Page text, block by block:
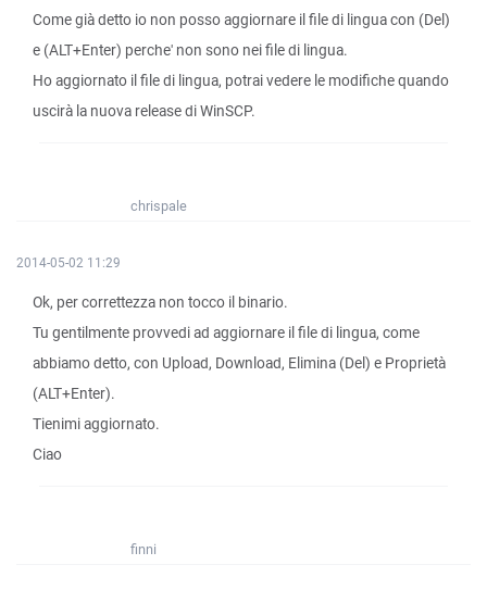
Come già detto io non posso aggiornare il file di lingua con (Del)
e (ALT+Enter) perche' non sono nei file di lingua.
Ho aggiornato il file di lingua, potrai vedere le modifiche quando
uscirà la nuova release di WinSCP.
chrispale
2014-05-02 11:29
Ok, per correttezza non tocco il binario.
Tu gentilmente provvedi ad aggiornare il file di lingua, come
abbiamo detto, con Upload, Download, Elimina (Del) e Proprietà
(ALT+Enter).
Tienimi aggiornato.
Ciao
finni